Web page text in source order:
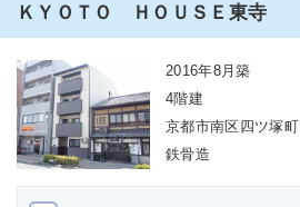
ＫＹＯＴＯ ＨＯＵＳＥ東寺
2016年8月築
4階建
京都市南区四ツ塚町
鉄骨造